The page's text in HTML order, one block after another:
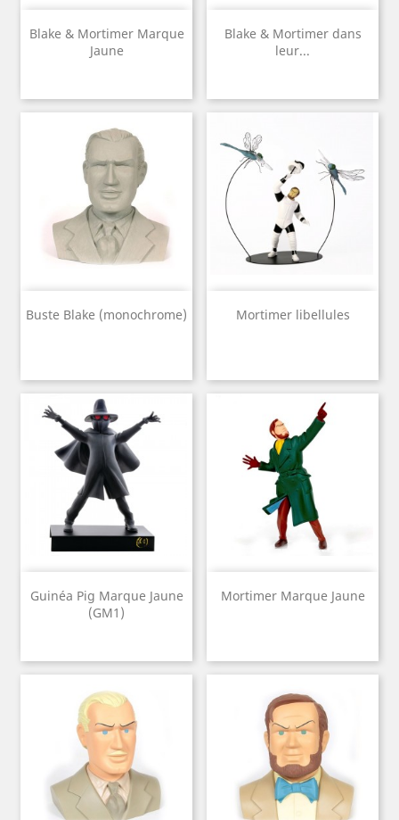
Blake & Mortimer Marque
Jaune
Blake & Mortimer dans
leur...
Buste Blake (monochrome) Mortimer libellules
Guinéa Pig Marque Jaune
(GM1)
Mortimer Marque Jaune